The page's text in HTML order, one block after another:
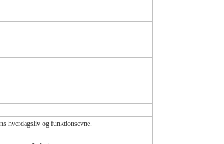
hverdagsliv og funktionsevne.